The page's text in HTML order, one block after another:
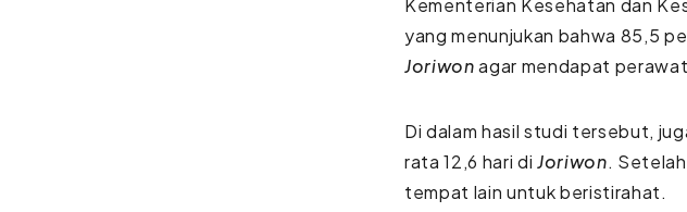
Kementerian Kesehatan dan
yang menunjukan bahwa 85,5
Joriwonagar mendapat
Di dalam hasil studi tersebut,
rata 12,6 hari di Joriwon.
tempat lain untuk beristirahat.